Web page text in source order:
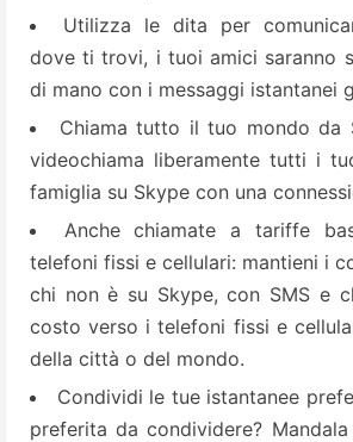
Utilizza le dita per
dove ti trovi, i tuoi amici saranno
di mano con i messaggi istantanei
Chiama tutto il tuo mondo da
videochiama liberamente tutti i
famiglia su Skype con una
Anche chiamate a tariffe
telefoni fissi e cellulari: mantieni i
chi non è su Skype, con SMS e
costo verso i telefoni fissi e
della città o del mondo.
Condividi le tue istantanee
preferita da condividere?